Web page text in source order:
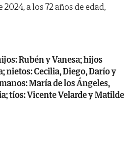
a los 72 años de edad,
Rubén y Vanesa; hijos
nietos: Cecilia, Diego, Darío y
María de los Ángeles,
tíos: Vicente Velarde y Matilde